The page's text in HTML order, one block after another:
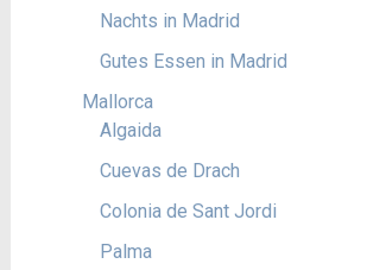
Nachts in Madrid
Gutes Essen in Madrid
Mallorca
Algaida
Cuevas de Drach
Colonia de Sant Jordi
Palma